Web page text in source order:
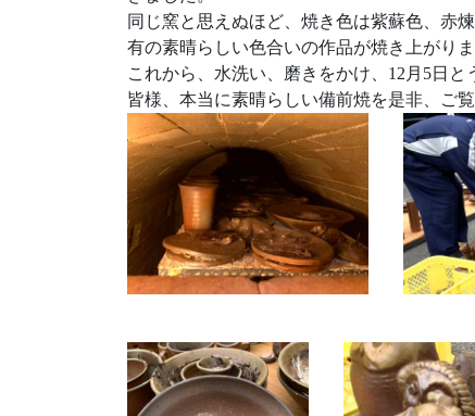
同じ窯と思えぬほど、焼き色は紫蘇色、赤
有の素晴らしい色合いの作品が焼き上がりま
これから、水洗い、磨きをかけ、12月5日
皆様、本当に素晴らしい備前焼を是非、ご覧